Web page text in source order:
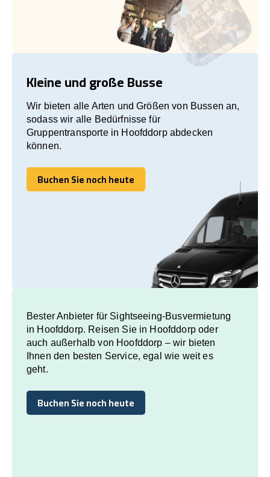
Kleine und große Busse
Wir bieten alle Arten und Größen von Bussen an,
sodass wir alle Bedürfnisse für
Gruppentransporte in Hoofddorp abdecken
können.
Buchen Sie noch heute
Buchen Sie noch heute
Bester Anbieter für Sightseeing-Busvermietung
in Hoofddorp. Reisen Sie in Hoofddorp oder
auch außerhalb von Hoofddorp – wir bieten
Ihnen den besten Service, egal wie weit es
geht.
Buchen Sie noch heute
Buchen Sie noch heute